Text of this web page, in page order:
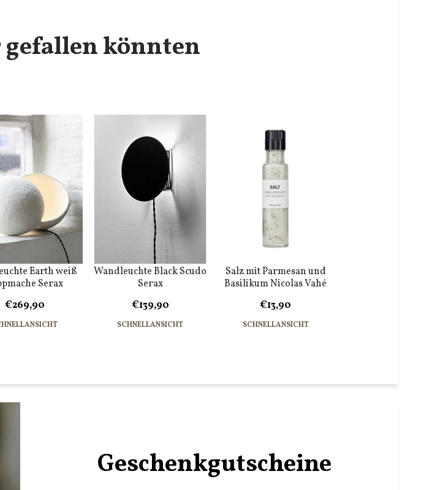
könnten
Earth weiß
Serax
€269,90
Wandleuchte Black Scudo
Serax
€139,90
SCHNELLANSICHT
Salz mit Parmesan und
Basilikum Nicolas Vahé
€13,90
SCHNELLANSICHT
Geschenkgutscheine